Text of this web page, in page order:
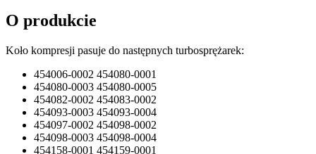
O produkcie
Koło kompresji pasuje do następnych turbosprężarek:
454006-0002 454080-0001
454080-0003 454080-0005
454082-0002 454083-0002
454093-0003 454093-0004
454097-0002 454098-0002
454098-0003 454098-0004
454158-0001 454159-0001